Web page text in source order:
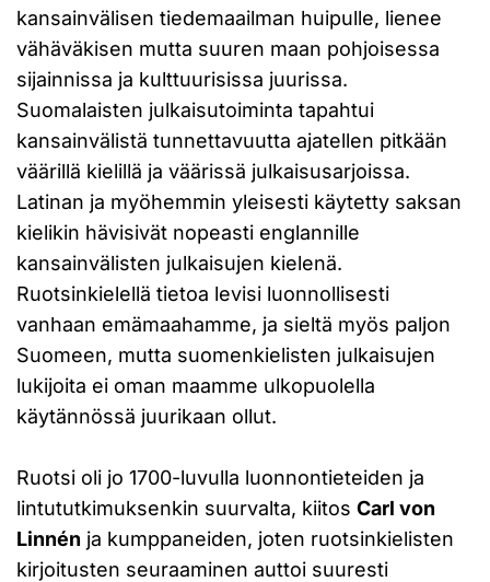
kansainvälisen tiedemaailman huipulle, lienee
vähäväkisen mutta suuren maan pohjoisessa
sijainnissa ja kulttuurisissa juurissa.
Suomalaisten julkaisutoiminta tapahtui
kansainvälistä tunnettavuutta ajatellen pitkään
väärillä kielillä ja väärissä julkaisusarjoissa.
Latinan ja myöhemmin yleisesti käytetty saksan
kielikin hävisivät nopeasti englannille
kansainvälisten julkaisujen kielenä.
Ruotsinkielellä tietoa levisi luonnollisesti
vanhaan emämaahamme, ja sieltä myös paljon
Suomeen, mutta suomenkielisten julkaisujen
lukijoita ei oman maamme ulkopuolella
käytännössä juurikaan ollut.
Ruotsi oli jo 1700-luvulla luonnontieteiden ja
lintututkimuksenkin suurvalta, kiitos Carl von
Linnén ja kumppaneiden, joten ruotsinkielisten
kirjoitusten seuraaminen auttoi suuresti